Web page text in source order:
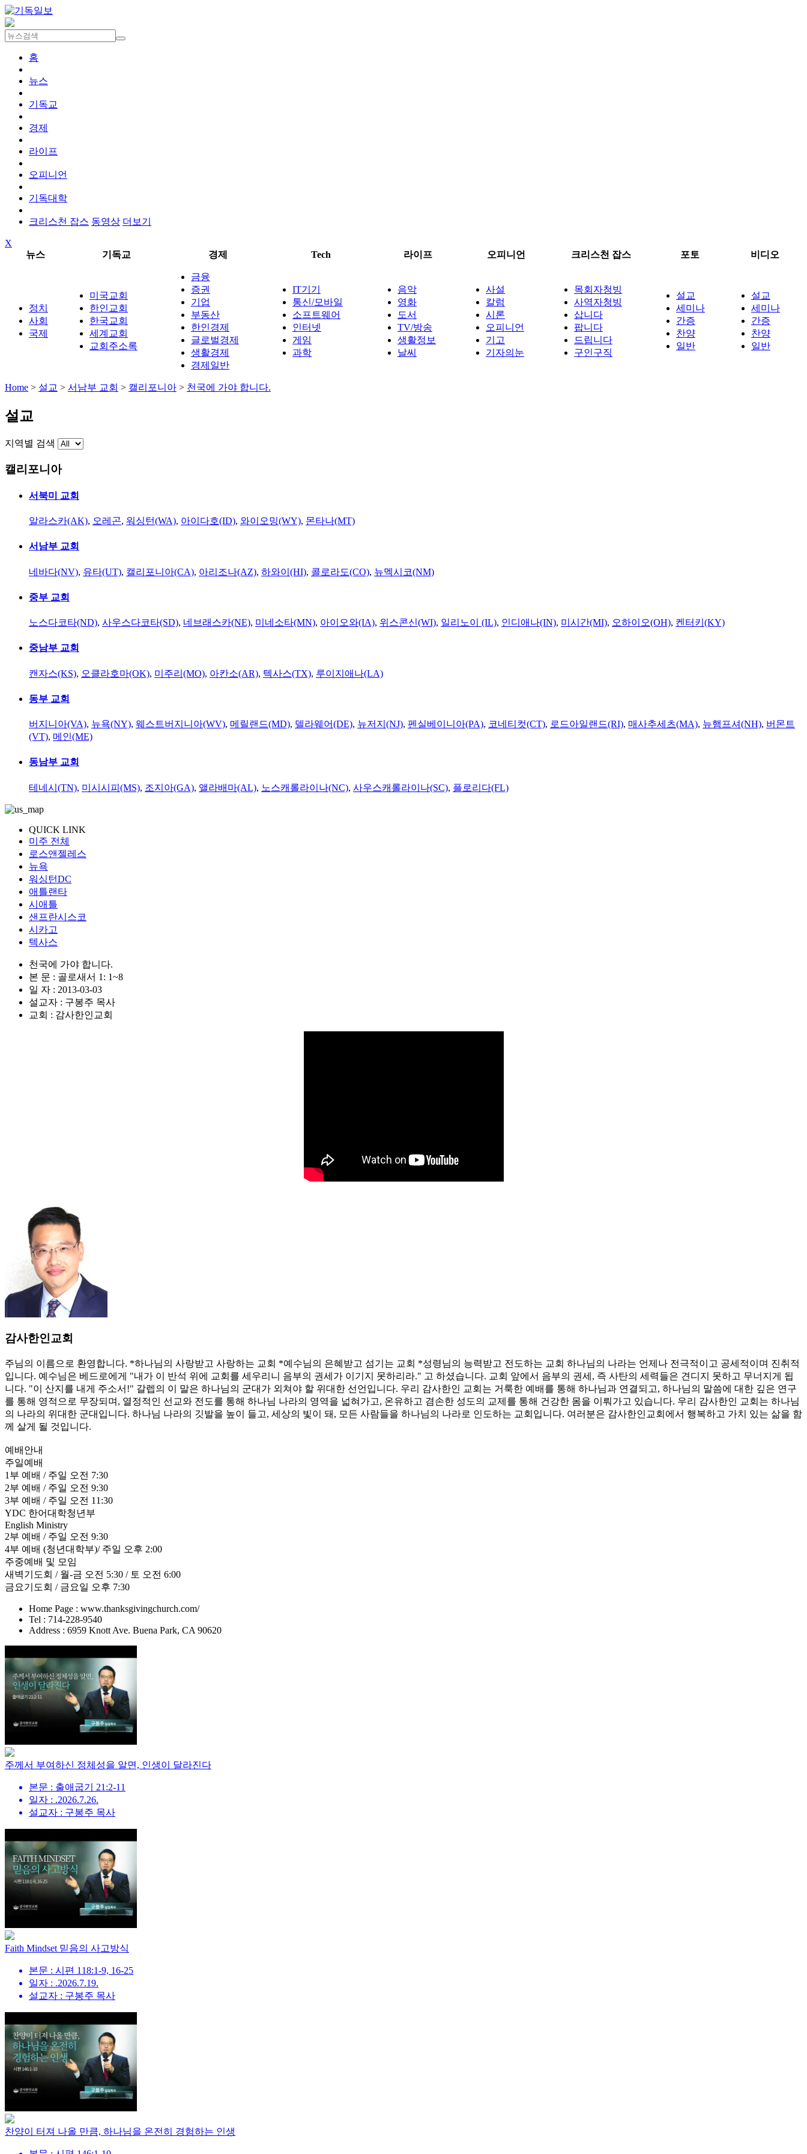
홈
뉴스
기독교
경제
라이프
오피니언
기독대학
크리스천 잡스 동영상 더보기
X
뉴스
기독교 경제 Tech 라이프 오피니언 크리스천 잡스 포토 비디오
정치
사회
국제
미국교회
한인교회
한국교회
세계교회
교회주소록
금융
증권
기업
부동산
한인경제
글로벌경제
생활경제
경제일반
IT기기
통신/모바일
소프트웨어
인터넷
게임
과학
음악
영화
도서
TV/방송
생활정보
날씨
사설
칼럼
시론
오피니언
기고
기자의눈
목회자청빙
사역자청빙
삽니다
팝니다
드립니다
구인구직
설교
세미나
간증
찬양
일반
설교
세미나
간증
찬양
일반
Home > 설교 > 서남부 교회 > 캘리포니아 > 천국에 가야 합니다.
설교
지역별 검색
캘리포니아
서북미 교회
알라스카(AK), 오레곤, 워싱턴(WA), 아이다호(ID), 와이오밍(WY), 몬타나(MT)
서남부 교회
네바다(NV), 유타(UT), 캘리포니아(CA), 아리조나(AZ), 하와이(HI), 콜로라도(CO), 뉴멕시코(NM)
중부 교회
노스다코타(ND), 사우스다코타(SD), 네브래스카(NE), 미네소타(MN), 아이오와(IA), 위스콘신(WI), 일리노이 (IL), 인디애나(IN), 미시간(MI), 오하이오(OH), 켄터키(KY)
중남부 교회
캔자스(KS), 오클라호마(OK), 미주리(MO), 아칸소(AR), 텍사스(TX), 루이지애나(LA)
동부 교회
버지니아(VA), 뉴욕(NY), 웨스트버지니아(WV), 메릴랜드(MD), 델라웨어(DE), 뉴저지(NJ), 펜실베이니아(PA), 코네티컷(CT), 로드아일랜드(RI), 매사추세츠(MA), 뉴햄프셔(NH), 버몬트
(VT), 메인(ME)
동남부 교회
테네시(TN), 미시시피(MS), 조지아(GA), 앨라배마(AL), 노스캐롤라이나(NC), 사우스캐롤라이나(SC), 플로리다(FL)
QUICK LINK
미주 전체
로스앤젤레스
뉴욕
워싱턴DC
애틀랜타
시애틀
샌프란시스코
시카고
텍사스
천국에 가야 합니다.
본 문 : 골로새서 1: 1~8
일 자 : 2013-03-03
설교자 : 구봉주 목사
교회 : 감사한인교회
감사한인교회
주님의 이름으로 환영합니다. *하나님의 사랑받고 사랑하는 교회 *예수님의 은혜받고 섬기는 교회 *성령님의 능력받고 전도하는 교회 하나님의 나라는 언제나 전극적이고 공세적이며 진취적
입니다. 예수님은 베드로에게 "내가 이 반석 위에 교회를 세우리니 음부의 권세가 이기지 못하리라." 고 하셨습니다. 교회 앞에서 음부의 권세, 즉 사탄의 세력들은 견디지 못하고 무너지게 됩
니다. "이 산지를 내게 주소서!" 갈렙의 이 말은 하나님의 군대가 외쳐야 할 위대한 선언입니다. 우리 감사한인 교회는 거룩한 예배를 통해 하나님과 연결되고, 하나님의 말씀에 대한 깊은 연구
를 통해 영적으로 무장되며, 열정적인 선교와 전도를 통해 하나님 나라의 영역을 넓혀가고, 온유하고 겸손한 성도의 교제를 통해 건강한 몸을 이뤄가고 있습니다. 우리 감사한인 교회는 하나님
의 나라의 위대한 군대입니다. 하나님 나라의 깃발을 높이 들고, 세상의 빛이 돼, 모든 사람들을 하나님의 나라로 인도하는 교회입니다. 여러분은 감사한인교회에서 행복하고 가치 있는 삶을 함
께 살게 될 것입니다.
예배안내
주일예배
1부 예배 / 주일 오전 7:30
2부 예배 / 주일 오전 9:30
3부 예배 / 주일 오전 11:30
YDC 한어대학청년부
English Ministry
2부 예배 / 주일 오전 9:30
4부 예배 (청년대학부)/ 주일 오후 2:00
주중예배 및 모임
새벽기도회 / 월-금 오전 5:30 / 토 오전 6:00
금요기도회 / 금요일 오후 7:30
Home Page : www.thanksgivingchurch.com/
Tel : 714-228-9540
Address : 6959 Knott Ave. Buena Park, CA 90620
주께서 부여하신 정체성을 알면, 인생이 달라진다
본문 : 출애굽기 21:2-11
일자 : .2026.7.26.
설교자 : 구봉주 목사
Faith Mindset 믿음의 사고방식
본문 : 시편 118:1-9, 16-25
일자 : .2026.7.19.
설교자 : 구봉주 목사
찬양이 터져 나올 만큼, 하나님을 온전히 경험하는 인생